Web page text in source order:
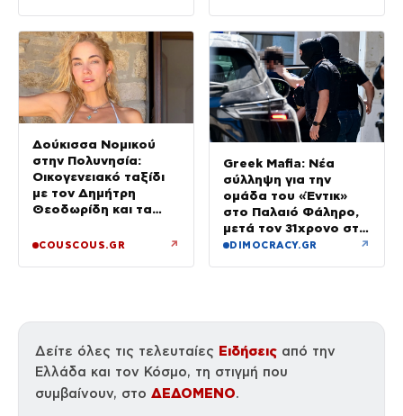
Δούκισσα Νομικού
στην Πολυνησία:
Οικογενειακό ταξίδι
με τον Δημήτρη
Θεοδωρίδη και τα
COUSCOUS.GR ↗
Greek Mafia: Νέα
σύλληψη για την
ομάδα του «Έντικ»
στο Παλαιό Φάληρο,
μετά τον 31χρονο στη
Γερμανία
DIMOCRACY.GR ↗
Δείτε όλες τις τελευταίες Ειδήσεις από την
Ελλάδα και τον Κόσμο, τη στιγμή που
συμβαίνουν, στο ΔΕΔΟΜΕΝΟ.